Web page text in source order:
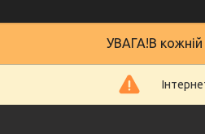
УВАГА!В кожній